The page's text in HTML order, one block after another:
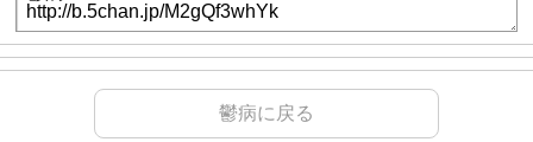
鬱病に戻る